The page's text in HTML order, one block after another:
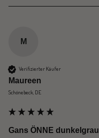
M
Verifizierter Käufer
Maureen
Schönebeck, DE
Gans ÖNNE dunkelgrau